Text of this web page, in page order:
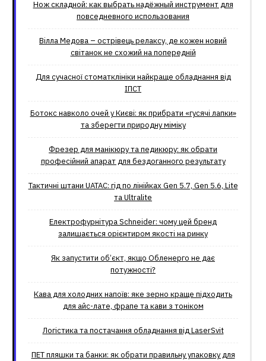
Нож складной: как выбрать надёжный инструмент для
повседневного использования
Вілла Медова – острівець релаксу, де кожен новий
світанок не схожий на попередній
Для сучасної стоматклініки найкраще обладнання від
ІПСТ
Ботокс навколо очей у Києві: як прибрати «гусячі лапки»
та зберегти природну міміку
Фрезер для манікюру та педикюру: як обрати
професійний апарат для бездоганного результату
Тактичні штани UATAC: гід по лінійках Gen 5.7, Gen 5.6, Lite
та Ultralite
Електрофурнітура Schneider: чому цей бренд
залишається орієнтиром якості на ринку
Як запустити об’єкт, якщо Обленерго не дає
потужності?
Кава для холодних напоїв: яке зерно краще підходить
для айс-лате, фрапе та кави з тоніком
Логістика та постачання обладнання від LaserSvit
ПЕТ пляшки та банки: як обрати правильну упаковку для